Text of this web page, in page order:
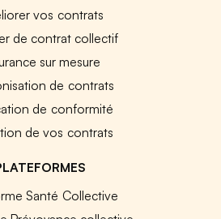
vos contrats
de contrat collectif
sur mesure
de contrats
de conformité
de vos contrats
Santé Collective